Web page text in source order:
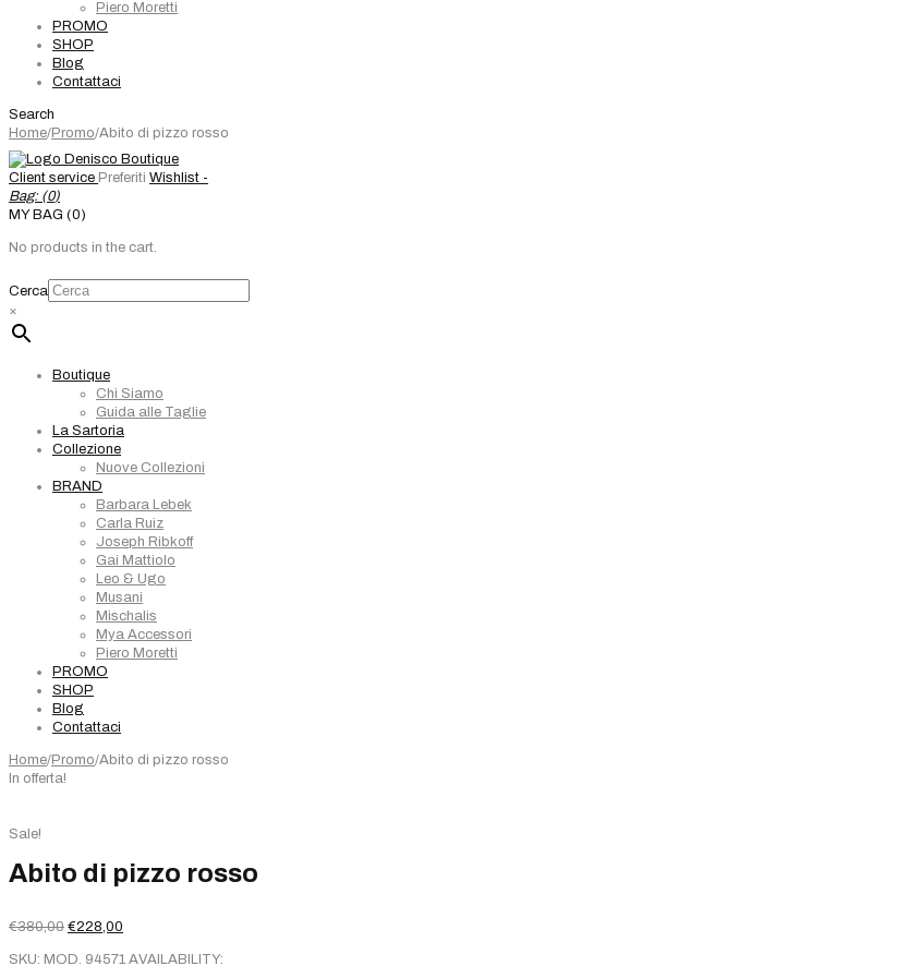
Piero Moretti
PROMO
SHOP
Blog
Contattaci
Search
Home/Promo/Abito di pizzo rosso
Client service Preferiti Wishlist -
Bag: (0)
MY BAG (0)
No products in the cart.
Cerca
×
Boutique
Chi Siamo
Guida alle Taglie
La Sartoria
Collezione
Nuove Collezioni
BRAND
Barbara Lebek
Carla Ruiz
Joseph Ribkoff
Gai Mattiolo
Leo & Ugo
Musani
Mischalis
Mya Accessori
Piero Moretti
PROMO
SHOP
Blog
Contattaci
Home/Promo/Abito di pizzo rosso
In offerta!
Sale!
Abito di pizzo rosso
€380,00 Il
originale
€228,00
attuale
SKU: MOD. 94571 AVAILABILITY: